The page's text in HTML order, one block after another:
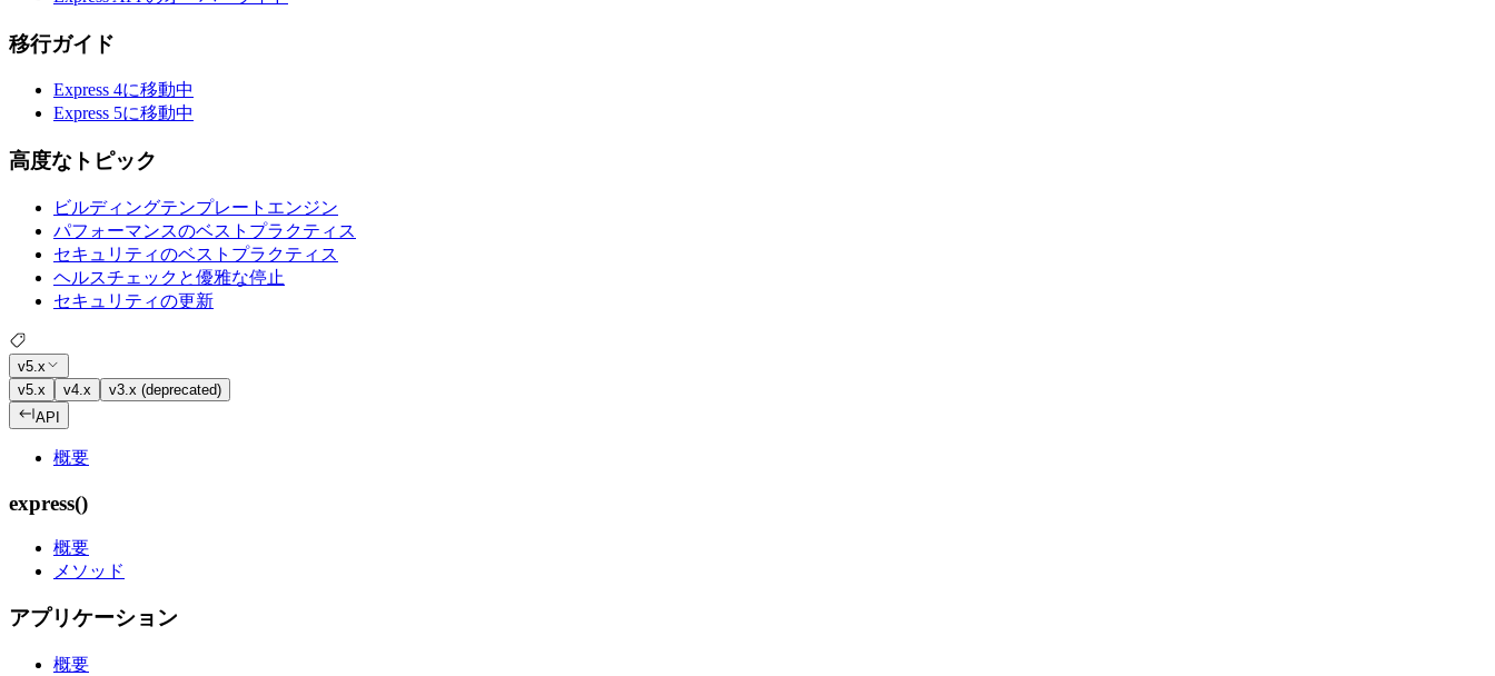
移行ガイド
Express 4に移動中
Express 5に移動中
高度なトピック
ビルディングテンプレートエンジン
パフォーマンスのベストプラクティス
セキュリティのベストプラクティス
ヘルスチェックと優雅な停止
セキュリティの更新
v5.x
v5.x
v4.x
v3.x (deprecated)
API
概要
express()
概要
メソッド
アプリケーション
概要